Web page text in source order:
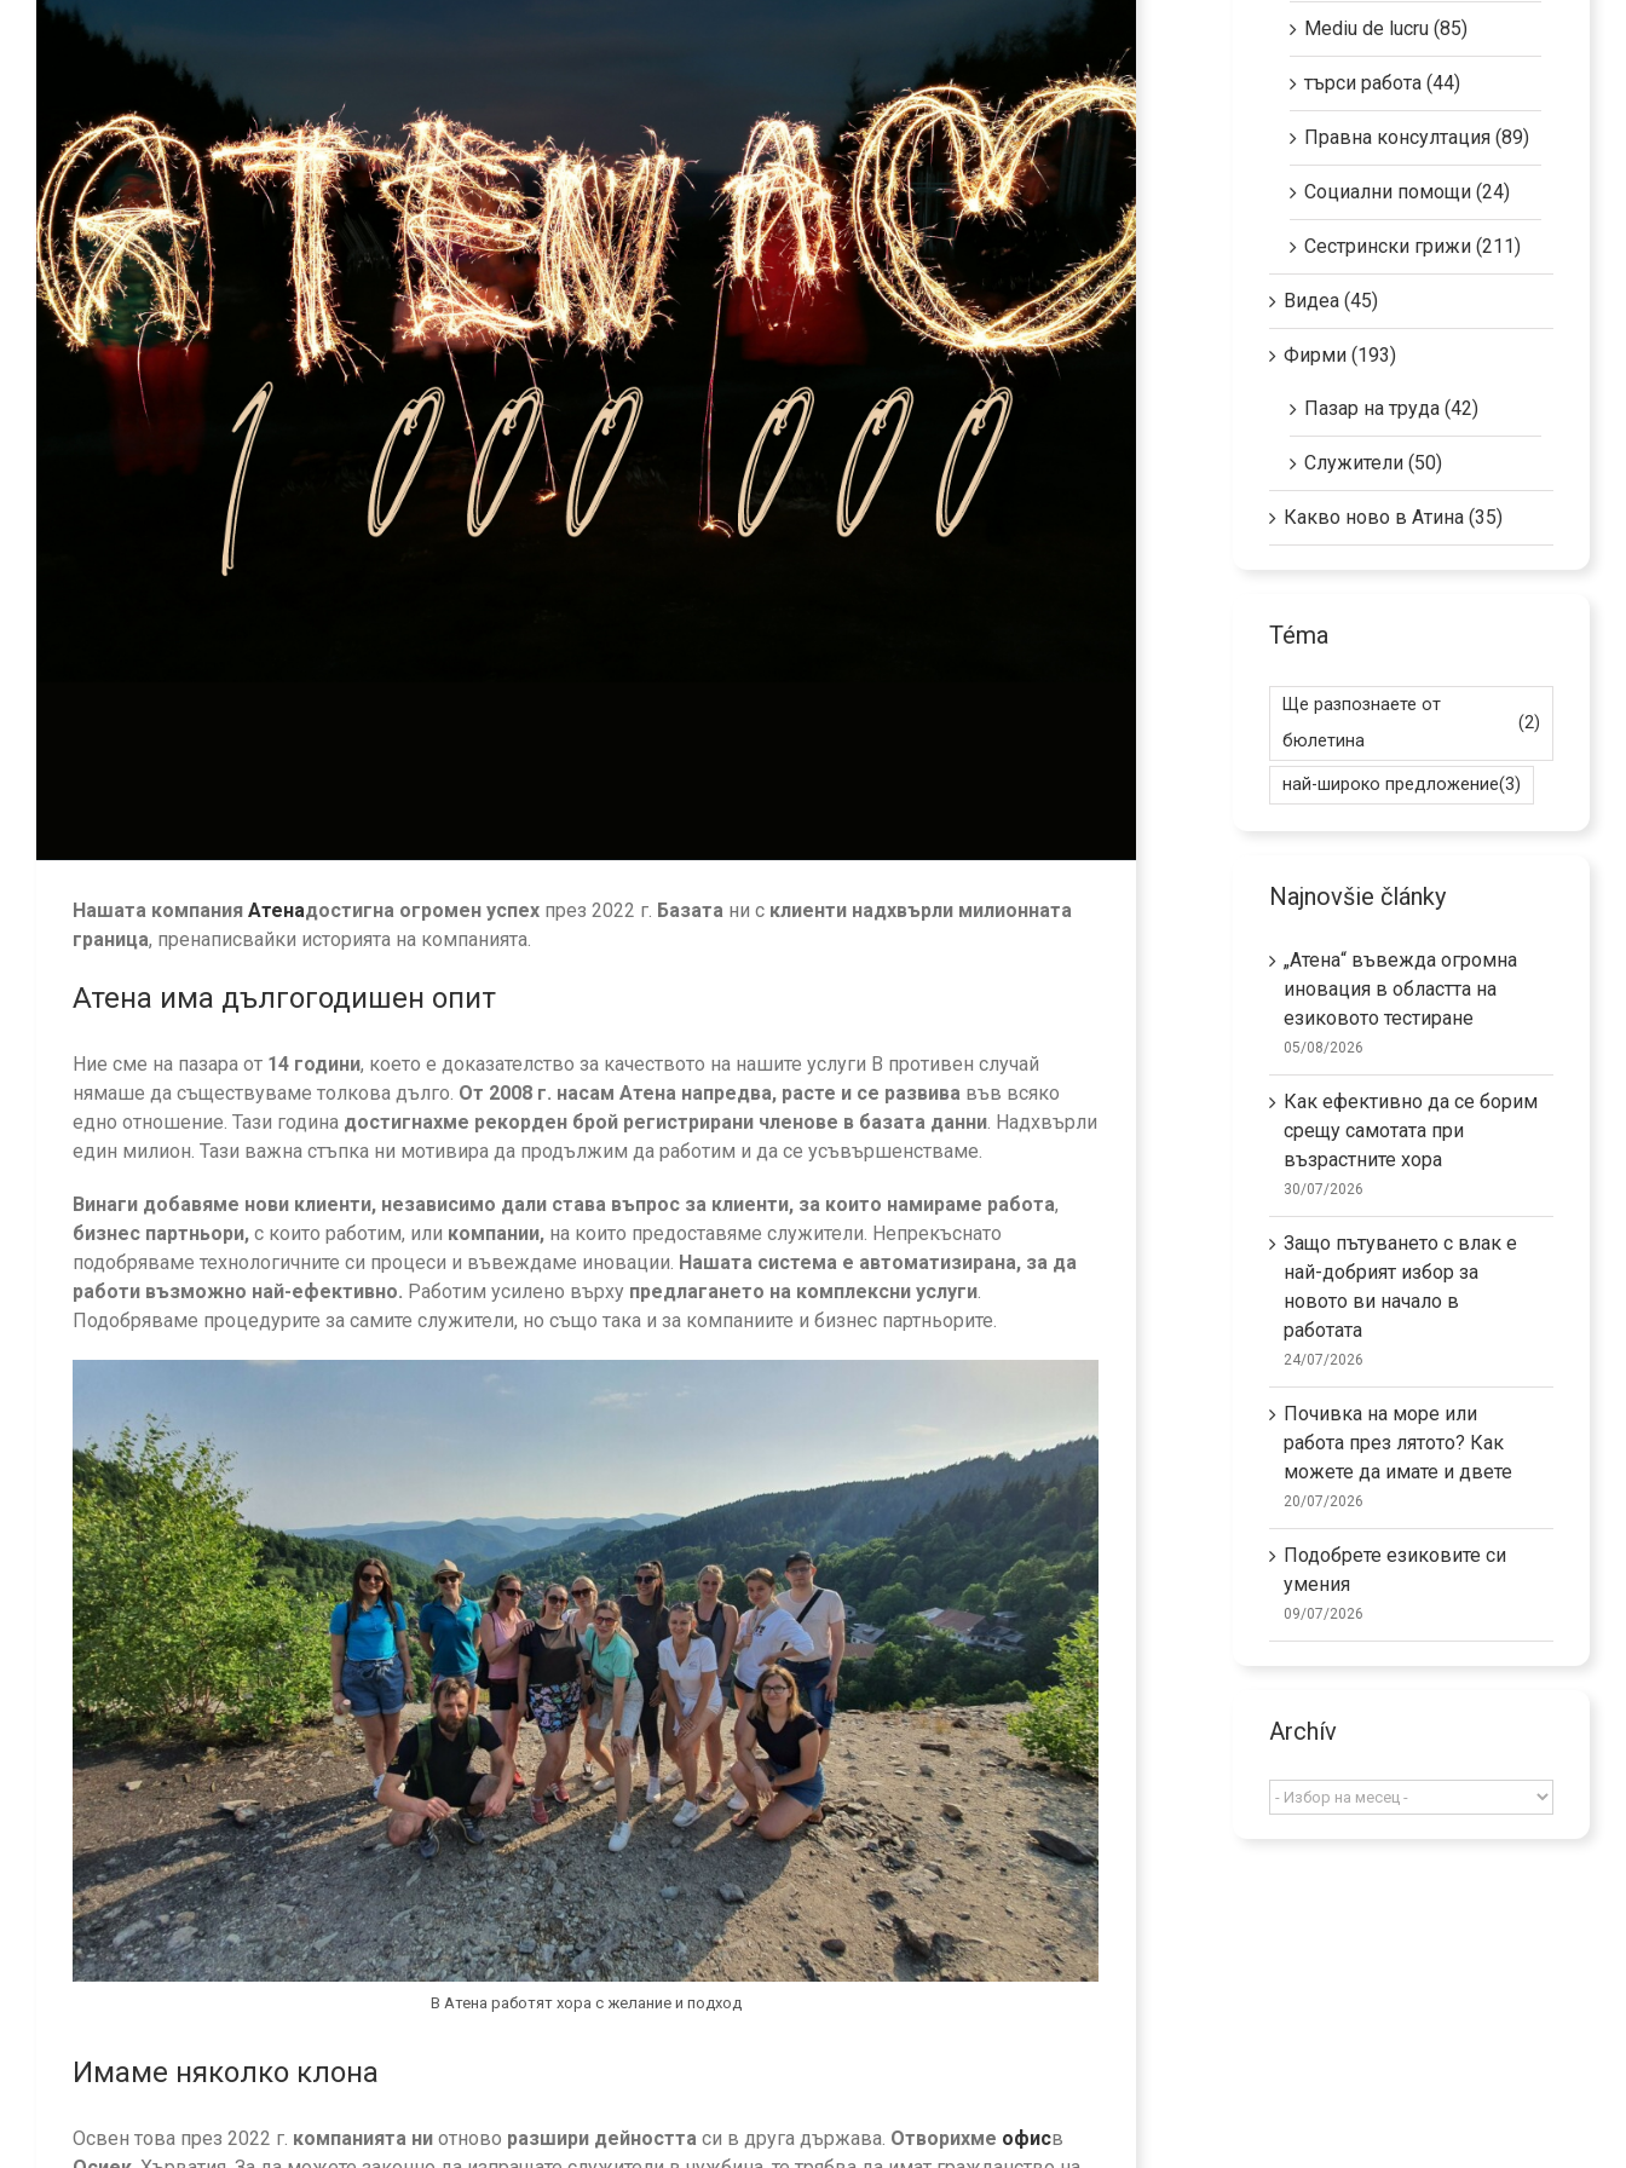
Нашата компания Атенадостигна огромен успех през 2022 г. Базата ни с клиенти надхвърли милионната
граница, пренаписвайки историята на компанията.
Атена има дългогодишен опит
Ние сме на пазара от 14 години, което е доказателство за качеството на нашите услуги В противен случай
нямаше да съществуваме толкова дълго. От 2008 г. насам Атена напредва, расте и се развива във всяко
едно отношение. Тази година достигнахме рекорден брой регистрирани членове в базата данни. Надхвърли
един милион. Тази важна стъпка ни мотивира да продължим да работим и да се усъвършенстваме.
Винаги добавяме нови клиенти, независимо дали става въпрос за клиенти, за които намираме работа,
бизнес партньори, с които работим, или компании, на които предоставяме служители. Непрекъснато
подобряваме технологичните си процеси и въвеждаме иновации. Нашата система е автоматизирана, за да
работи възможно най-ефективно. Работим усилено върху предлагането на комплексни услуги.
Подобряваме процедурите за самите служители, но също така и за компаниите и бизнес партньорите.
В Атена работят хора с желание и подход
Имаме няколко клона
Освен това през 2022 г. компанията ни отново разшири дейността си в друга държава. Отворихме офисв
Mediu de lucru (85)
търси работа (44)
Правна консултация (89)
Социални помощи (24)
Сестрински грижи (211)
Видеа (45)
Фирми (193)
Пазар на труда (42)
Служители (50)
Какво ново в Атина (35)
Téma
Ще разпознаете от
бюлетина
(2)
най-широко предложение(3)
Najnovšie články
„Атена“ въвежда огромна
иновация в областта на
езиковото тестиране
05/08/2026
Как ефективно да се борим
срещу самотата при
възрастните хора
30/07/2026
Защо пътуването с влак е
най-добрият избор за
новото ви начало в
работата
24/07/2026
Почивка на море или
работа през лятото? Как
можете да имате и двете
20/07/2026
Подобрете езиковите си
умения
09/07/2026
Archív
Archív